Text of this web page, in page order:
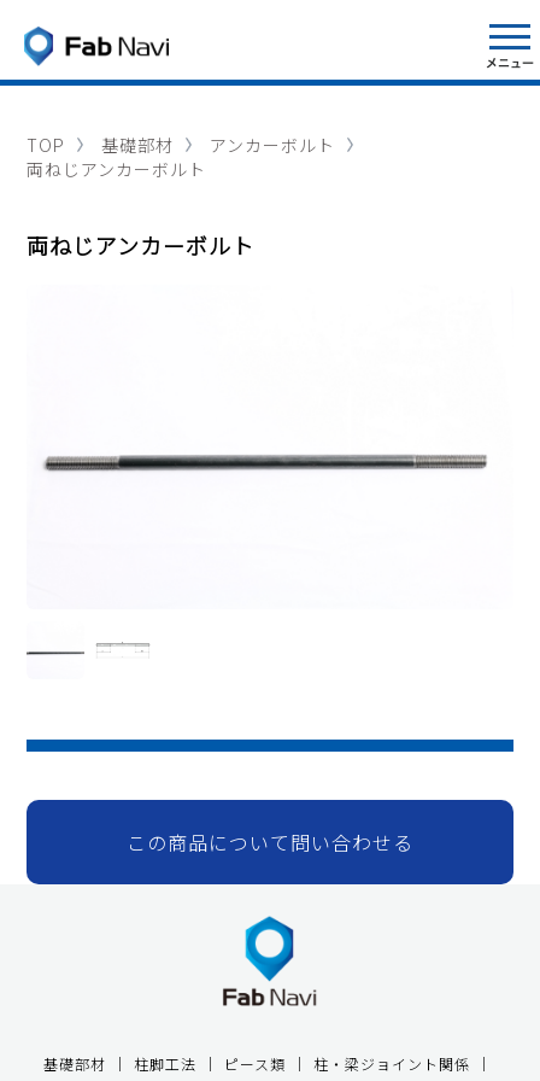
TOP 基礎部材
アンカーボルト
両ねじアンカーボルト
両ねじアンカーボルト
この商品について問い合わせる
基礎部材 柱脚工法 ピース類 柱・梁ジョイント関係